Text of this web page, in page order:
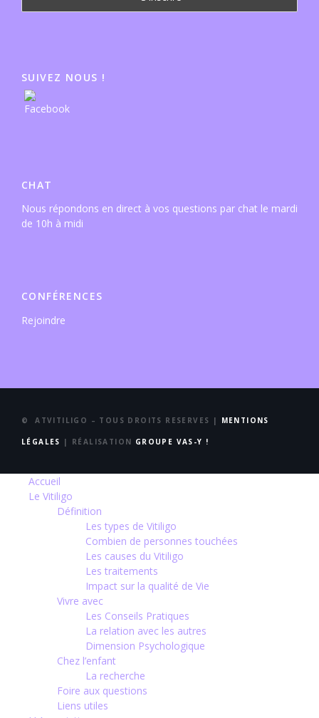
SUIVEZ NOUS !
CHAT
Nous répondons en direct à vos questions par chat le mardi
de 10h à midi
CONFÉRENCES
Rejoindre
© ATVITILIGO – TOUS DROITS RESERVES | MENTIONS
LÉGALES | RÉALISATION GROUPE VAS-Y !
Accueil
Le Vitiligo
Définition
Les types de Vitiligo
Combien de personnes touchées
Les causes du Vitiligo
Les traitements
Impact sur la qualité de Vie
Vivre avec
Les Conseils Pratiques
La relation avec les autres
Dimension Psychologique
Chez l’enfant
La recherche
Foire aux questions
Liens utiles